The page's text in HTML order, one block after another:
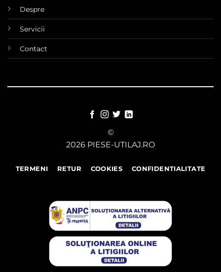
Despre
Servicii
Contact
©
2026 PIESE-UTILAJ.RO
TERMENI RETUR COOKIES CONFIDENTIALITATE